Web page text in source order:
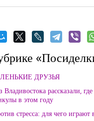
ДРУЗЬЯ
Владивостока рассказали,
в этом году
стресса: для чего играют